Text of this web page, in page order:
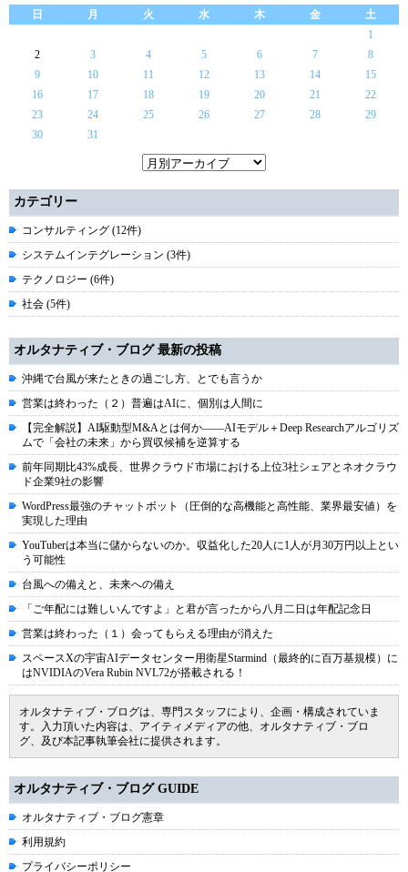
日
月 火 水 木 金
土
1
2
3 4 5 6 7
8
9
10 11 12 13 14
15
16
17 18 19 20 21
22
23
24 25 26 27 28
29
30
31
カテゴリー
コンサルティング (12件)
システムインテグレーション (3件)
テクノロジー (6件)
社会 (5件)
オルタナティブ・ブログ 最新の投稿
沖縄で台風が来たときの過ごし方、とでも言うか
営業は終わった（２）普遍はAIに、個別は人間に
【完全解説】AI駆動型M&Aとは何か――AIモデル＋Deep Researchアルゴリズ
ムで「会社の未来」から買収候補を逆算する
前年同期比43%成長、世界クラウド市場における上位3社シェアとネオクラウ
ド企業9社の影響
WordPress最強のチャットボット（圧倒的な高機能と高性能、業界最安値）を
実現した理由
YouTuberは本当に儲からないのか。収益化した20人に1人が月30万円以上とい
う可能性
台風への備えと、未来への備え
「ご年配には難しいんですよ」と君が言ったから八月二日は年配記念日
営業は終わった（１）会ってもらえる理由が消えた
スペースXの宇宙AIデータセンター用衛星Starmind（最終的に百万基規模）に
はNVIDIAのVera Rubin NVL72が搭載される！
オルタナティブ・ブログは、専門スタッフにより、企画・構成されていま
す。入力頂いた内容は、アイティメディアの他、オルタナティブ・ブロ
グ、及び本記事執筆会社に提供されます。
オルタナティブ・ブログ GUIDE
オルタナティブ・ブログ憲章
利用規約
プライバシーポリシー